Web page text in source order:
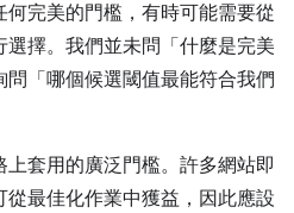
完美的門檻，有時可能需要從
擇。我們並未問「什麼是完美
「哪個候選閾值最能符合我們
套用的廣泛門檻。許多網站即
最佳化作業中獲益，因此應設